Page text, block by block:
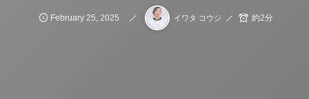
February 25 2025 イワタ コウジ 約2分